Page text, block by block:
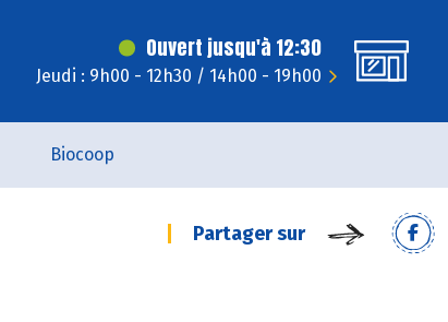
Ouvert jusqu'à 12:30
Jeudi : 9h00 - 12h30 / 14h00 - 19h00
Biocoop
Partager sur